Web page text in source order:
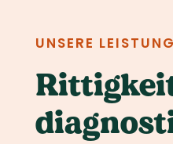
UNSERE LEISTUNG